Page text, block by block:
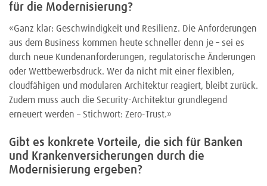
für die Modernisierung?
«Ganz klar: Geschwindigkeit und Resilienz. Die Anforderungen
aus dem Business kommen heute schneller denn je – sei es
durch neue Kundenanforderungen, regulatorische Änderungen
oder Wettbewerbsdruck. Wer da nicht mit einer flexiblen,
cloudfähigen und modularen Architektur reagiert, bleibt zurück.
Zudem muss auch die Security-Architektur grundlegend
erneuert werden – Stichwort: Zero-Trust.»
Gibt es konkrete Vorteile, die sich für Banken
und Krankenversicherungen durch die
Modernisierung ergeben?